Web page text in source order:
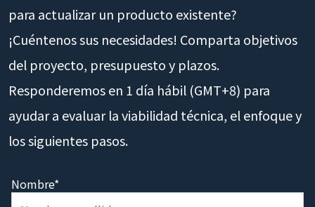
para actualizar un producto existente?
¡Cuéntenos sus necesidades! Comparta objetivos
del proyecto, presupuesto y plazos.
Responderemos en 1 día hábil (GMT+8) para
ayudar a evaluar la viabilidad técnica, el enfoque y
los siguientes pasos.
Nombre*